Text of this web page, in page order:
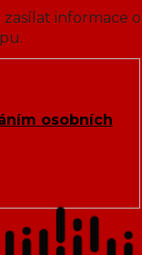
informace o
osobních